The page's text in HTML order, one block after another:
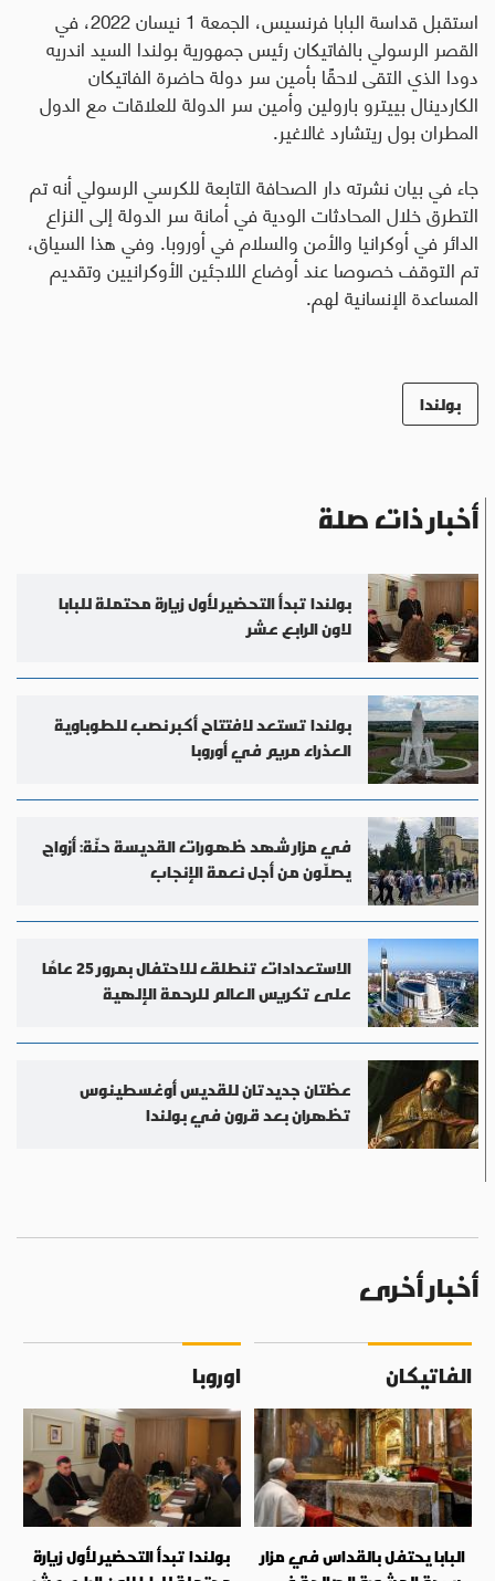
استقبل قداسة البابا فرنسيس، الجمعة 1 نيسان 2022، في
القصر الرسولي بالفاتيكان رئيس جمهورية بولندا السيد اندريه
دودا الذي التقى لاحقًا بأمين سر دولة حاضرة الفاتيكان
الكاردينال بييترو بارولين وأمين سر الدولة للعلاقات مع الدول
المطران بول ريتشارد غالاغير.
جاء في بيان نشرته دار الصحافة التابعة للكرسي الرسولي أنه تم
التطرق خلال المحادثات الودية في أمانة سر الدولة إلى النزاع
الدائر في أوكرانيا والأمن والسلام في أوروبا. وفي هذا السياق،
تم التوقف خصوصا عند أوضاع اللاجئين الأوكرانيين وتقديم
المساعدة الإنسانية لهم.
بولندا
أخبار ذات صلة
بولندا تبدأ التحضير لأول زيارة محتملة للبابا
لاون الرابع عشر
بولندا تستعد لافتتاح أكبر نصب للطوباوية
العذراء مريم في أوروبا
في مزار شهد ظهورات القديسة حنّة: أزواج
يصلّون من أجل نعمة الإنجاب
الاستعدادات تنطلق للاحتفال بمرور 25 عامًا
على تكريس العالم للرحمة الإلهية
عظتان جديدتان للقديس أوغسطينوس
تظهران بعد قرون في بولندا
أخبار أخرى
الفاتيكان
البابا يحتفل بالقداس في مزار
اوروبا
بولندا تبدأ التحضير لأول زيارة